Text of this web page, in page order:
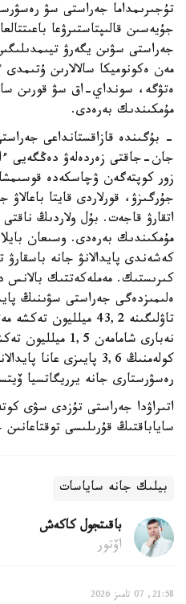
تۇجىرىمداما جەراستى سۋ
جۇيەسىن قالىپتاستىرۋعا
جەراستى سۋىن يگەرۋ
مەن ەكونوميكا سالالارىن
ەتۋگە، سونداي-اق سۋ قورىن
مۇمكىندىك بەرەدى.
- بۇگىندە قازاقستانداعى
جان-جاقتى زەردەلەۋ دەڭگەيى
زور كوپتەگەن ۋچاسكەدە قوسىمشا
جۇرگىزۋ، قورلاردى قايتا
اتقارۋ قاجەت. بۇل ولاردىڭ ناقتى
مۇمكىندىك بەرەدى. وسىعان
كەشەندى پايدالانۋ جانە باسقارۋ
كىرىستىك. مەملەكەتتىك بالانس
ەلىمىزدەگى جەراستى سۋىنىڭ
تاۋلىگىنە 43,2
نەبارى شامامەن
كولەمنىڭ 3,6 پايىزى
رەسۋرستارى جانە يرريگاتسيا
اتىراۋدا جەراستى تۇزدى سۋى
ساياباقتىڭ قۇرىلىسى
بيلىك جانە ساياسات
باقىتجول كاكەش
اۆتور
21:58, 07 تامىز 2026